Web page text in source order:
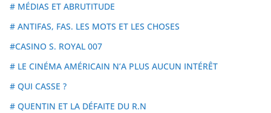
# MÉDIAS ET ABRUTITUDE
# ANTIFAS, FAS. LES MOTS ET LES CHOSES
#CASINO S. ROYAL 007
# LE CINÉMA AMÉRICAIN N’A PLUS AUCUN INTÉRÊT
# QUI CASSE ?
# QUENTIN ET LA DÉFAITE DU R.N